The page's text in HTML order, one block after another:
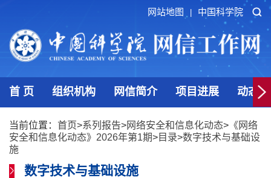
网站地图 中国科学院
首 页 组织机构 网信简介 项目进展 动态
当前位置： 首页>系列报告>网络安全和信息化动态> 《网络
安全和信息化动态》2026年第1期>目录>数字技术与基础设
施
数字技术与基础设施